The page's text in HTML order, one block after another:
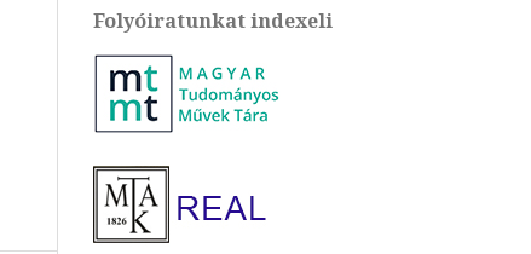
Folyóiratunkat indexeli